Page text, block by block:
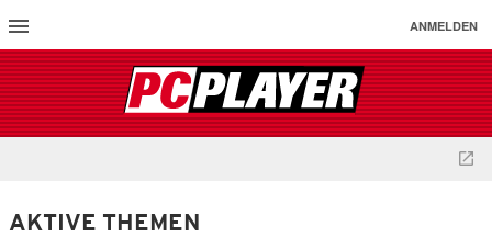
ANMELDEN
AKTIVE THEMEN